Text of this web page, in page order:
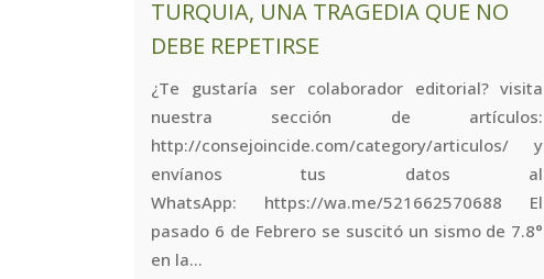
TURQUIA, UNA TRAGEDIA QUE NO
DEBE REPETIRSE
¿Te gustaría ser colaborador editorial? visita
nuestra sección de artículos:
http://consejoincide.com/category/articulos/ y
envíanos tus datos al
WhatsApp: https://wa.me/521662570688 El
pasado 6 de Febrero se suscitó un sismo de 7.8°
en la...